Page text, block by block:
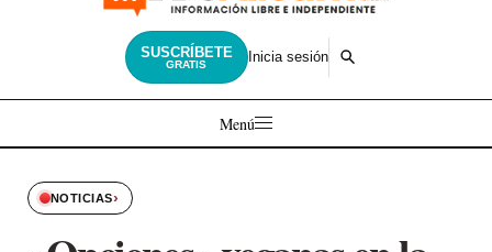
SUSCRÍBETE
GRATIS Inicia sesión
Menú
NOTICIAS›